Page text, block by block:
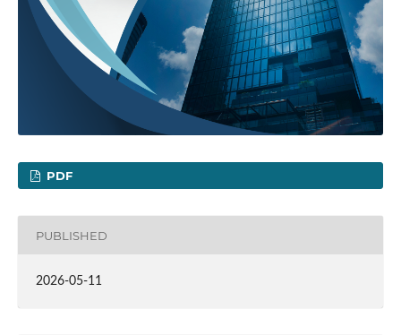
PDF
PUBLISHED
2026-05-11